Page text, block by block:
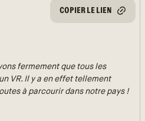
COPIER LE LIEN
fermement que tous les
VR. Il y a en effet tellement
à parcourir dans notre pays !